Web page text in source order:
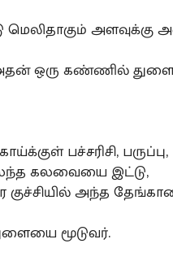
அளவுக்கு
அதன் ஒரு கண்ணில்
பச்சரிசி, பருப்பு,
கலவையை இட்டு,
அந்த
மூடுவர்.